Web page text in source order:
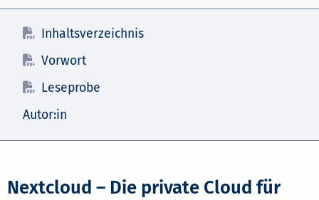
Inhaltsverzeichnis
Vorwort
Leseprobe
Autor:in
Nextcloud – Die private Cloud für